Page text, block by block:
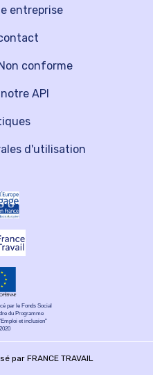
entreprise
API
conforme
d'utilisation
par le Fonds Social
du Programme
et inclusion"
par FRANCE TRAVAIL